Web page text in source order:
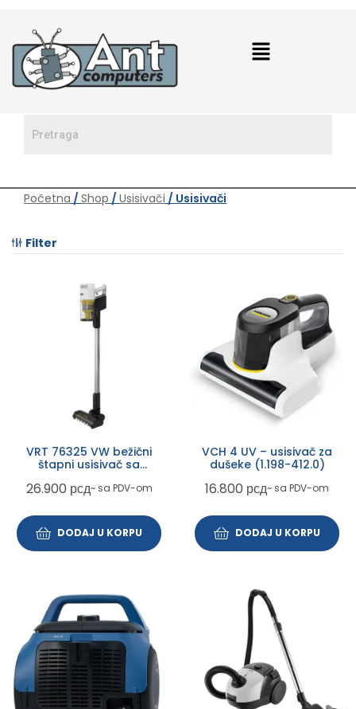
Početna / Shop / Usisivači / Usisivači
Filter
VRT 76325 VW bežični
štapni usisivač sa
26.900 рсд~ sa PDV-om
DODAJ U KORPU
VCH 4 UV – usisivač za
dušeke (1.198-412.0)
16.800 рсд~ sa PDV-om
DODAJ U KORPU